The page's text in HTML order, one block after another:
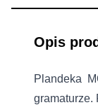
Opis
Plandeka
gramaturze.